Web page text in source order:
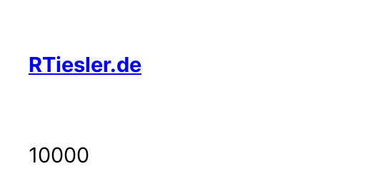
springen
RTiesler.de
10000